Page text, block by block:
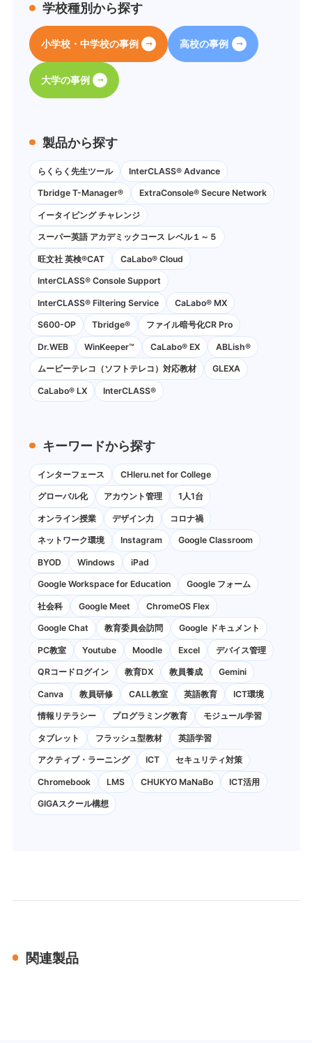
学校種別から探す
小学校・中学校の事例 高校の事例
大学の事例
製品から探す
らくらく先生ツール InterCLASS® Advance
Tbridge T-Manager® ExtraConsole® Secure Network
イータイピング チャレンジ
スーパー英語 アカデミックコース レベル１～５
旺文社 英検®CAT CaLabo®︎ Cloud
InterCLASS®︎ Console Support
InterCLASS®︎ Filtering Service CaLabo® MX
S600-OP Tbridge® ファイル暗号化CR Pro
Dr.WEB WinKeeper™ CaLabo® EX ABLish®
ムービーテレコ（ソフトテレコ）対応教材 GLEXA
CaLabo® LX InterCLASS®
キーワードから探す
インターフェース CHIeru.net for College
グローバル化 アカウント管理 1人1台
オンライン授業 デザイン力 コロナ禍
ネットワーク環境 Instagram Google Classroom
BYOD Windows iPad
Google Workspace for Education Google フォーム
社会科 Google Meet ChromeOS Flex
Google Chat 教育委員会訪問 Google ドキュメント
PC教室 Youtube Moodle Excel デバイス管理
QRコードログイン 教育DX 教員養成 Gemini
Canva 教員研修 CALL教室 英語教育 ICT環境
情報リテラシー プログラミング教育 モジュール学習
タブレット フラッシュ型教材 英語学習
アクティブ・ラーニング ICT セキュリティ対策
Chromebook LMS CHUKYO MaNaBo ICT活用
GIGAスクール構想
関連製品